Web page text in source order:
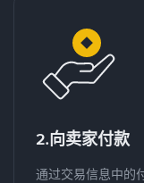
2.向卖家付款
通过交易信息中的